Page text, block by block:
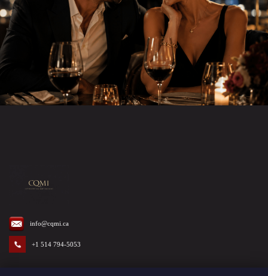
info@cqmi.ca
+1 514 794-5053